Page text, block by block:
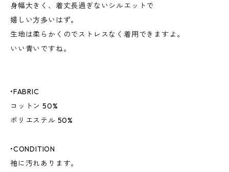
身幅大きく、着丈長過ぎないシルエットで
嬉しい方多いはず。
生地は柔らかくのでストレスなく着用できますよ。
いい青いですね。
•FABRIC
コットン 50%
ポリエステル 50%
•CONDITION
袖に汚れあります。